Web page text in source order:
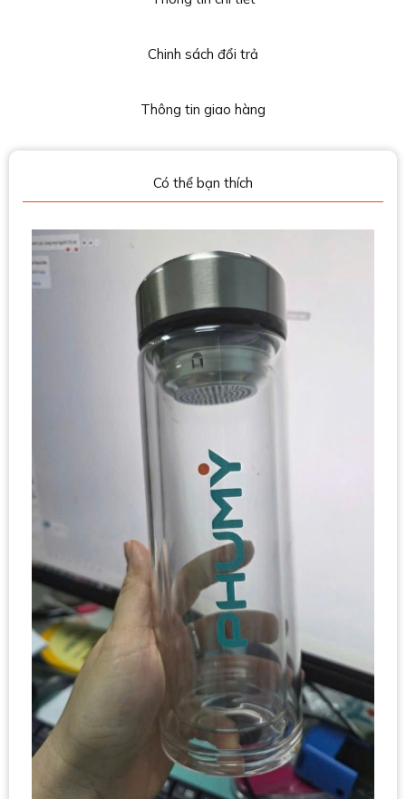
Chinh sách đổi trả
Thông tin giao hàng
Có thể bạn thích